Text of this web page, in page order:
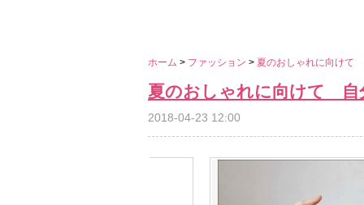
ホーム > ファッション > 夏のおしゃれに向けて
夏のおしゃれに向けて 自
2018-04-23 12:00